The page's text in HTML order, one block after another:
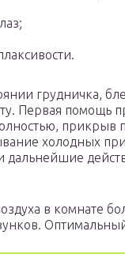
грудничка,
Первая помощь
холодных
в комнате